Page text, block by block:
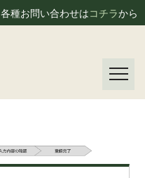
各種お問い合わせはコチラから